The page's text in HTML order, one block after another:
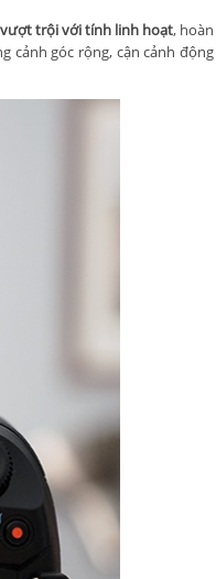
trội với tính linh hoạt, hoàn
cảnh góc rộng, cận cảnh động